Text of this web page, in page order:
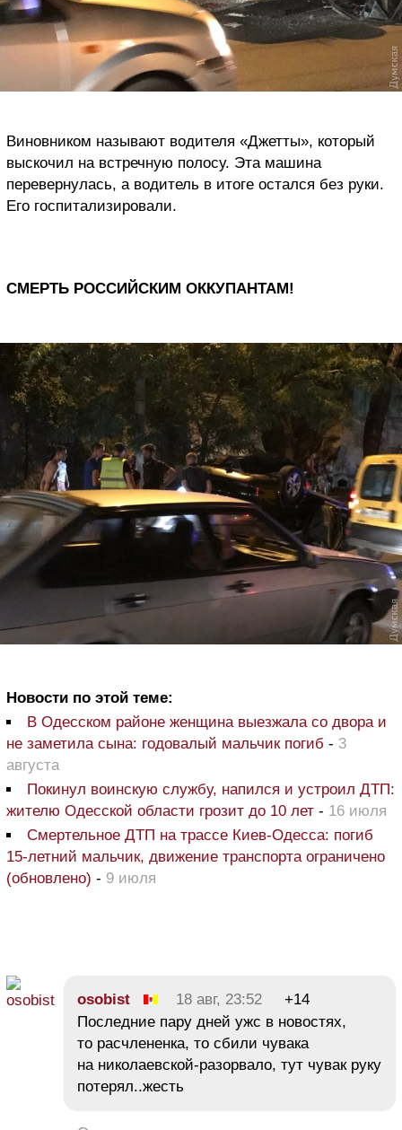
Виновником называют водителя «Джетты», который
выскочил на встречную полосу. Эта машина
перевернулась, а водитель в итоге остался без руки.
Его госпитализировали.
СМЕРТЬ РОССИЙСКИМ ОККУПАНТАМ!
Новости по этой теме:
В Одесском районе женщина выезжала со двора и
не заметила сына: годовалый мальчик погиб - 3
августа
Покинул воинскую службу, напился и устроил ДТП:
жителю Одесской области грозит до 10 лет - 16 июля
Смертельное ДТП на трассе Киев-Одесса: погиб
15-летний мальчик, движение транспорта ограничено
(обновлено) - 9 июля
osobist 18 авг, 23:52
+14
Последние пару дней ужс в новостях,
то расчлененка, то сбили чувака
на николаевской-разорвало, тут чувак руку
потерял..жесть